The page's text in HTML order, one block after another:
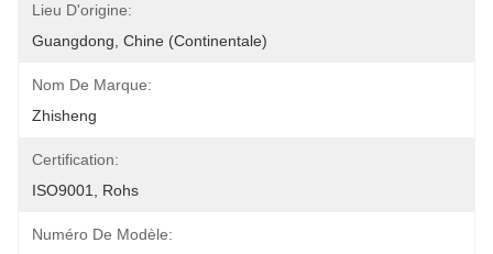
Lieu D'origine:
Guangdong, Chine (continentale)
Nom De Marque:
Zhisheng
Certification:
ISO9001, Rohs
Numéro De Modèle: